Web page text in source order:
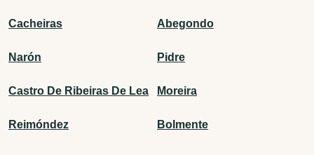
Cacheiras Abegondo
Narón Pidre
Castro De Ribeiras De Lea Moreira
Reimóndez Bolmente